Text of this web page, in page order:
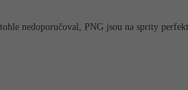
nedoporučoval, PNG jsou na sprity